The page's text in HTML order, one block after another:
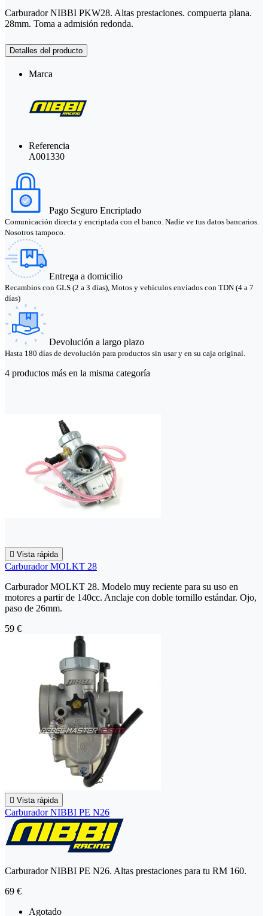
Carburador NIBBI PKW28. Altas prestaciones. compuerta plana.
28mm. Toma a admisión redonda.
Detalles del producto
Marca
Referencia
A001330
Pago Seguro Encriptado
Comunicación directa y encriptada con el banco. Nadie ve tus datos bancarios.
Nosotros tampoco.
Entrega a domicilio
Recambios con GLS (2 a 3 días), Motos y vehículos enviados con TDN (4 a 7
días)
Devolución a largo plazo
Hasta 180 días de devolución para productos sin usar y en su caja original.
4 productos más en la misma categoría
 Vista rápida
Carburador MOLKT 28
Carburador MOLKT 28. Modelo muy reciente para su uso en
motores a partir de 140cc. Anclaje con doble tornillo estándar. Ojo,
paso de 26mm.
59 €
 Vista rápida
Carburador NIBBI PE N26
Carburador NIBBI PE N26. Altas prestaciones para tu RM 160.
69 €
Agotado